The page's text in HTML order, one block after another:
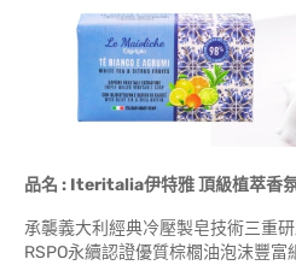
品名 : Iteritalia伊特雅 頂級植萃香
承襲義大利經典冷壓製皂技術三重
RSPO永續認證優質棕櫚油泡沫豐